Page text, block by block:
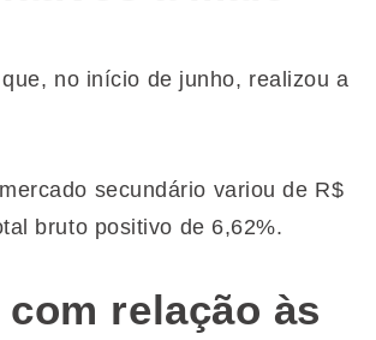
no início de junho, realizou a
secundário variou de R$
bruto positivo de 6,62%.
relação às